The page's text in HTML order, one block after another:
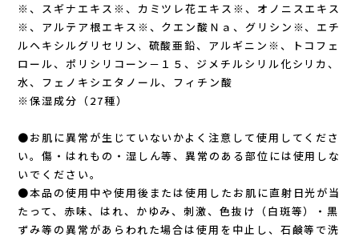
PRO-TEC(プロテック)
R×L(アールエル)
Rab(ラブ)
ranor(ラナー)
RAIDLIGHT(レイドライト)
ROARK(ロアーク)
※、スギナエキス※、カミツレ花エキス※、オノニスエキス
※、アルテア根エキス※、クエン酸Ｎａ、グリシン※、エチ
ルヘキシルグリセリン、硫酸亜鉛、アルギニン※、トコフェ
ロール、ポリシリコーン－１５、ジメチルシリル化シリカ、
水、フェノキシエタノール、フィチン酸
※保湿成分（27種）
●お肌に異常が生じていないかよく注意して使用してくださ
い。傷・はれもの・湿しん等、異常のある部位には使用しな
いでください。
●本品の使用中や使用後または使用したお肌に直射日光が当
たって、赤味、はれ、かゆみ、刺激、色抜け（白斑等）・黒
ずみ等の異常があらわれた場合は使用を中止し、石鹸等で洗